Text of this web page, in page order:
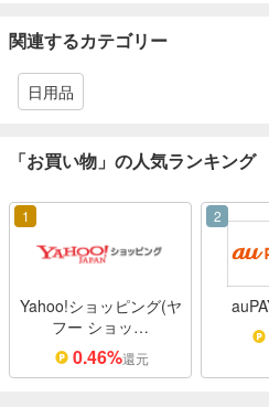
関連するカテゴリー
日用品
「お買い物」の人気ランキング
1
Yahoo!ショッピング(ヤ
フー ショッ…
0.46%還元
2